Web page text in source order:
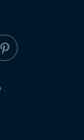
:
acceptez de
de la part de
Maison.